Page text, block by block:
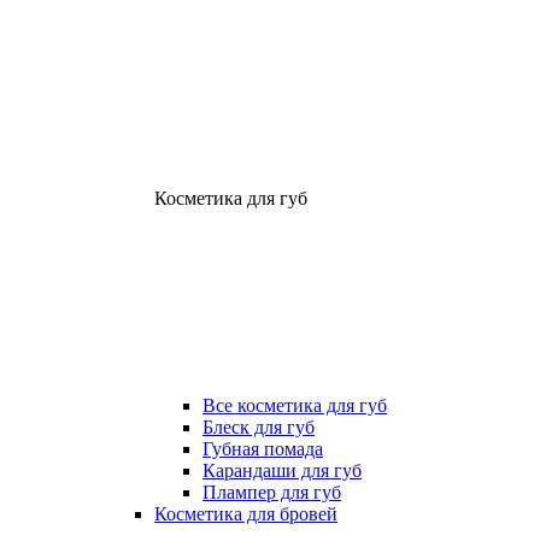
Косметика для губ
Все косметика для губ
Блеск для губ
Губная помада
Карандаши для губ
Плампер для губ
Косметика для бровей